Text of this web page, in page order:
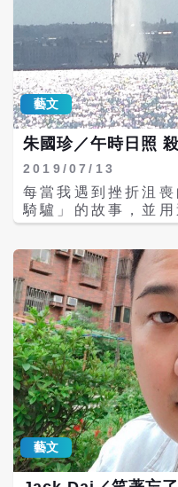
好，這時最需要的
是在一個工業化社
但也是奢侈品。我
念，我建議可以從老師開始。
子，這是一位美國
在哈佛大學唸書時
義的事情極不滿意
天準備上街遊行。
睡的時候，有人敲
但是提醒他，如果
事倍功半的，所以
他補習。他聽了以
中，院長是遙不可
課，而且自掏腰包
回去上課，後來在
大學校長。對於世
都會發言，現在他的
講一個故事。當我
當然要向上級辭職
常能幹的人，我一
在我工作的最後幾
訴我，我在美國的
止，但是他相信我
始，所以他告訴我
發現他不僅在處理
女二人始終緊抱在
注目。中南美洲並
重的貧困問題。很
物價卻一直飛漲，
可是富有的美國也
境，因此才有眾多
可歸。\r\n非洲的問
加上非洲國家人民
難民船。有一些人
援那些危在旦夕的
接受這些難民。可
權，這個政權效法
\r\n幾乎每一週都有
的是利比亞的難民
外，最近利比亞的
游擊隊，而是相當
揮。叛軍有空軍，
到空襲，很多難民
果一個國家人民能
開家園。難民之所
因。國家有大批窮
敗無能的政府、內
等，都會造成貧困
問題。\r\n我在
灣人會跳船，也就
了美國，就在美國
藝文
朱國珍／午時日照
2019/07/13
每當我遇到挫折沮
騎驢」的故事，並
你怎麼做，別人總
正討得所有人歡心
我所受到的教養與
仁人，而非完人。
的：「舉世而譽之
加沮，定乎內外之
矣。」連莊子都說
道自己是誰，這樣
一個作家具備強大
人，一樣要吃飯拉
是個扮裝的舞台，
多半歌功頌德，錦
泰國到現在仍然販
國。\r\n我太渺小，
藝文